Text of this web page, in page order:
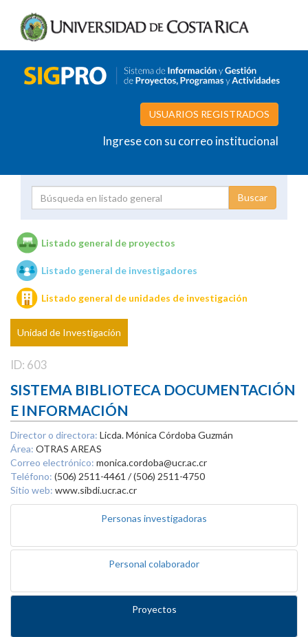
USUARIOS REGISTRADOS
Ingrese con su correo institucional
Unidades de investigación
Listado general de proyectos
Listado general de investigadores
Listado general de unidades de investigación
Unidad de Investigación
ID: 603
SISTEMA BIBLIOTECA DOCUMENTACIÓN
E INFORMACIÓN
Director o directora: Licda. Mónica Córdoba Guzmán
Área: OTRAS AREAS
Correo electrónico: monica.cordoba@ucr.ac.cr
Teléfono: (506) 2511-4461 / (506) 2511-4750
Sitio web: www.sibdi.ucr.ac.cr
Personas investigadoras
Personal colaborador
Proyectos